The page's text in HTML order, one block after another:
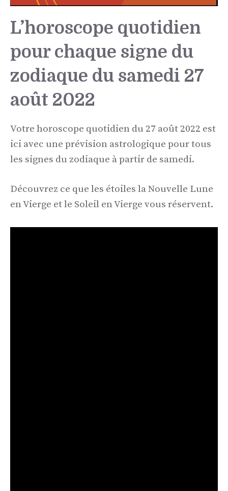
L’horoscope quotidien
pour chaque signe du
zodiaque du samedi 27
août 2022
Votre horoscope quotidien du 27 août 2022 est
ici avec une prévision astrologique pour tous
les signes du zodiaque à partir de samedi.
Découvrez ce que les étoiles la Nouvelle Lune
en Vierge et le Soleil en Vierge vous réservent.